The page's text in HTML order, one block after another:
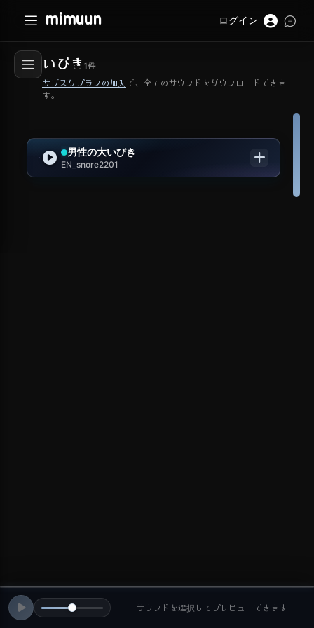
いびき 1件
サブスクプランの加入 で、全てのサウンドをダウンロードできま
す。
男性の大いびき
EN_snore2201
サウンドを選択してプレビューできます
mimuun ログイン